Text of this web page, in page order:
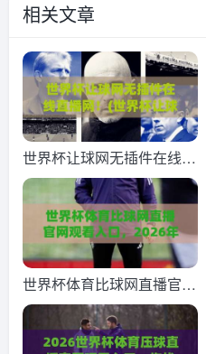
相关文章
世界杯让球网无插件在线直
播网！(世界杯让球网) 2026
观赛新姿势：无插件流畅体
验
世界杯体育比球网直播官网
观看入口，2026年观赛新
体验！